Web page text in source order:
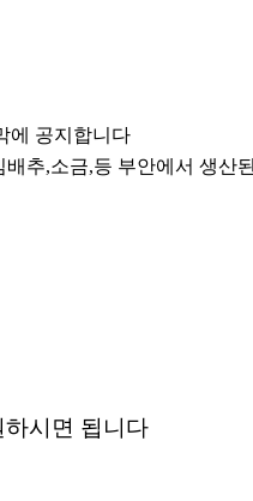
에 공지합니다
배추,소금,등 부안에서 생산된
시면 됩니다